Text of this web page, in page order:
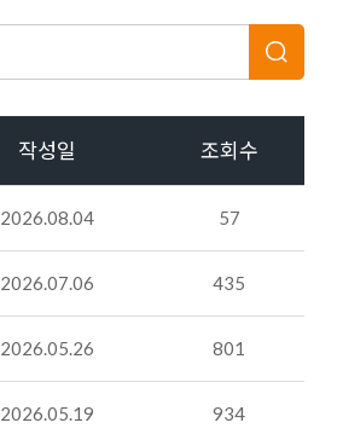
작성일 조회수
2026.08.04 57
2026.07.06 435
2026.05.26 801
2026.05.19 934